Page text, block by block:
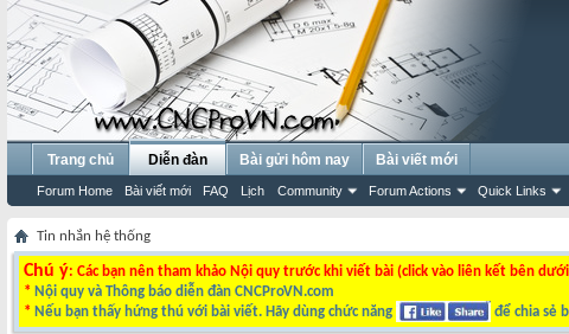
Trang chủ Diễn đàn
Forum Home Bài viết mới FAQ Lịch Community Forum Actions Quick Links
Bài gửi hôm nay Bài viết mới
Tin nhắn hệ thống
Chú ý: Các bạn nên tham khảo Nội quy trước khi viết bài (click vào liên kết bên
* Nội quy và Thông báo diễn đàn CNCProVN.com
* Nếu bạn thấy hứng thú với bài viết. Hãy dùng chức năng để chia sẻ